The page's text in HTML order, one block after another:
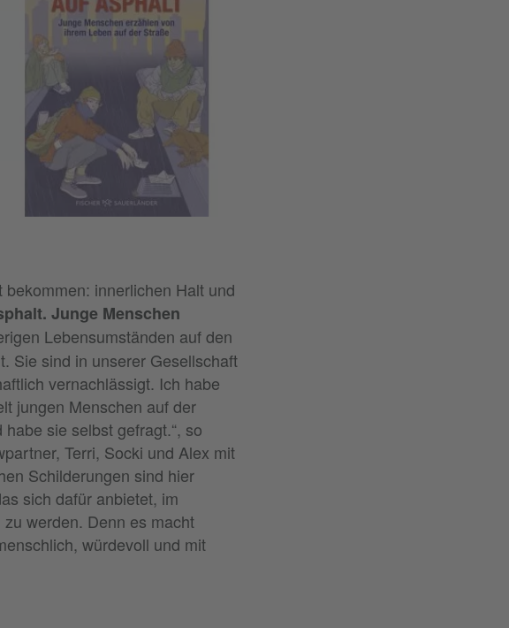
innerlichen Halt und
Junge Menschen
Lebensumständen auf den
Sie sind in unserer Gesellschaft
vernachlässigt. Ich habe
jungen Menschen auf der
sie selbst gefragt.“, so
Terri, Socki und Alex mit
Schilderungen sind hier
sich dafür anbietet, im
werden. Denn es macht
würdevoll und mit